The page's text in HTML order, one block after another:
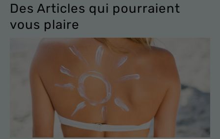
Des Articles qui pourraient
vous plaire